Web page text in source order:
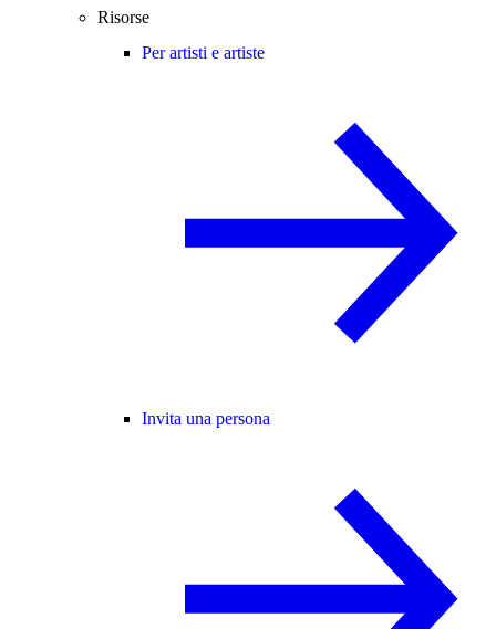
Risorse
Per artisti e artiste
Invita una persona